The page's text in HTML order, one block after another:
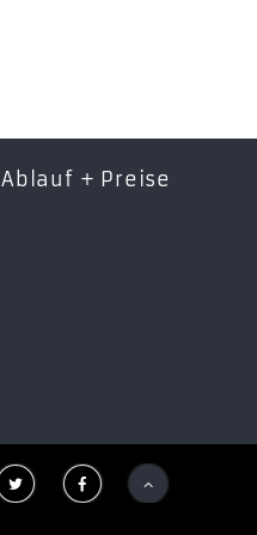
Ablauf + Preise
  